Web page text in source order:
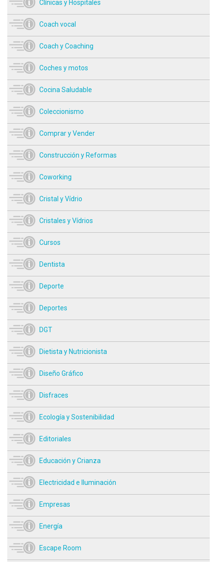
Clínicas y Hospitales
Coach vocal
Coach y Coaching
Coches y motos
Cocina Saludable
Coleccionismo
Comprar y Vender
Construcción y Reformas
Coworking
Cristal y Vídrio
Cristales y Vídrios
Cursos
Dentista
Deporte
Deportes
DGT
Dietista y Nutricionista
Diseño Gráfico
Disfraces
Ecología y Sostenibilidad
Editoriales
Educación y Crianza
Electricidad e Iluminación
Empresas
Energía
Escape Room